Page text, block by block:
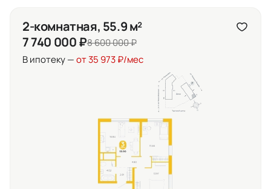
2-комнатная, 55.9 м²
7 740 000 ₽8 600 000 ₽
В ипотеку —от 35 973 ₽/мес